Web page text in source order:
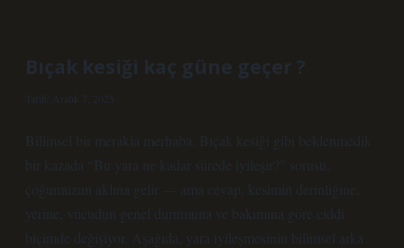
Bıçak kesiği kaç güne geçer ?
Tarih: Aralık 7, 2025
Bilimsel bir merakla merhaba. Bıçak kesiği gibi beklenmedik
bir kazada “Bu yara ne kadar sürede iyileşir?” sorusu,
çoğumuzun aklına gelir — ama cevap, kesimin derinliğine,
yerine, vücudun genel durumuna ve bakımına göre ciddi
biçimde değişiyor. Aşağıda, yara iyileşmesinin bilimsel arka